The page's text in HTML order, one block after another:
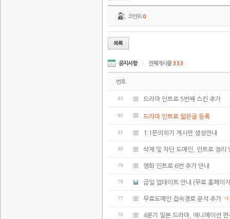
코멘트0
공지사항 전체게시물333
번호
83 드라마 인트로 5번째 스킨 추가
82 드라마 인트로 짧은글 등록
81 1:1문의하기 게시판 생성안내
80 삭제 및 차단 도메인, 인트로 정리
79 영화 인트로 6번 추가 안내
78 금일 업데이트 안내 (무료 홈페이
77 무료도메인 접속경로 분석 추가 +1
76 4분기 일본 드라마, 애니메이션